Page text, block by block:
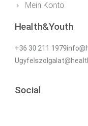
Mein Konto
Health&Youth
+36 30 211
Social